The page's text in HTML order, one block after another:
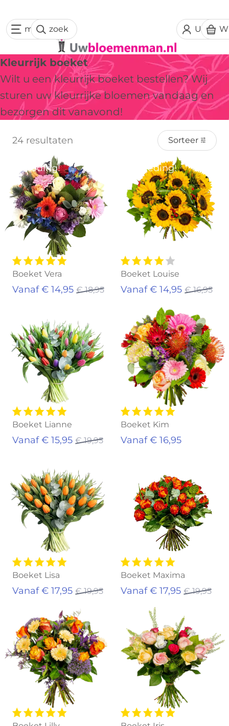
Uw
menuzoek
Kleurrijk boeket
Wilt u een kleurrijk boeket bestellen? Wij
sturen uw kleurrijke bloemen vandaag en
bezorgen dit vanavond!
24 resultaten Sorteer
Aanbieding!
Boeket Vera
Vanaf € 14,95 € 18,95
Aanbieding!
Boeket Louise
Vanaf € 14,95 € 16,95
Uitverkocht
Boeket Lianne
Vanaf € 15,95 € 19,95
Boeket Kim
Vanaf € 16,95
Uitverkocht
Boeket Lisa
Vanaf € 17,95 € 19,95
Boeket Maxima
Vanaf € 17,95 € 19,95